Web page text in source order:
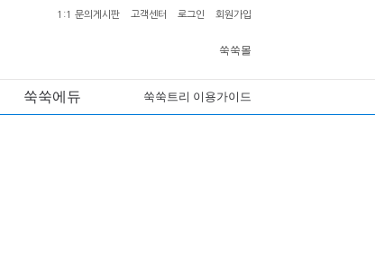
1:1 문의게시판 고객센터 로그인 회원가입
쑥쑥몰
쑥쑥에듀 쑥쑥트리 이용가이드